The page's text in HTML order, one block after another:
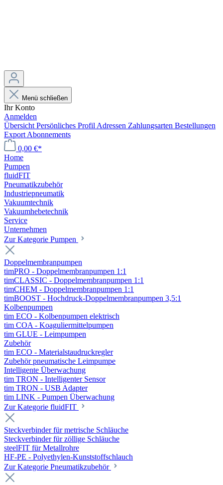
Menü schließen
Ihr Konto
Anmelden
Übersicht Persönliches Profil Adressen Zahlungsarten Bestellungen
Export Abonnements
0,00 €*
Home
Pumpen
fluidFIT
Pneumatikzubehör
Industriepneumatik
Vakuumtechnik
Vakuumhebetechnik
Service
Unternehmen
Zur Kategorie Pumpen
Doppelmembranpumpen
timPRO - Doppelmembranpumpen 1:1
timCLASSIC - Doppelmembranpumpen 1:1
timCHEM - Doppelmembranpumpen 1:1
timBOOST - Hochdruck-Doppelmembranpumpen 3,5:1
Kolbenpumpen
tim ECO - Kolbenpumpen elektrisch
tim COA - Koaguliermittelpumpen
tim GLUE - Leimpumpen
Zubehör
tim ECO - Materialstaudruckregler
Zubehör pneumatische Leimpumpe
Intelligente Überwachung
tim TRON - Intelligenter Sensor
tim TRON - USB Adapter
tim LINK - Pumpen Überwachung
Zur Kategorie fluidFIT
Steckverbinder für metrische Schläuche
Steckverbinder für zöllige Schläuche
steelFIT für Metallrohre
HF-PE - Polyethylen-Kunststoffschlauch
Zur Kategorie Pneumatikzubehör